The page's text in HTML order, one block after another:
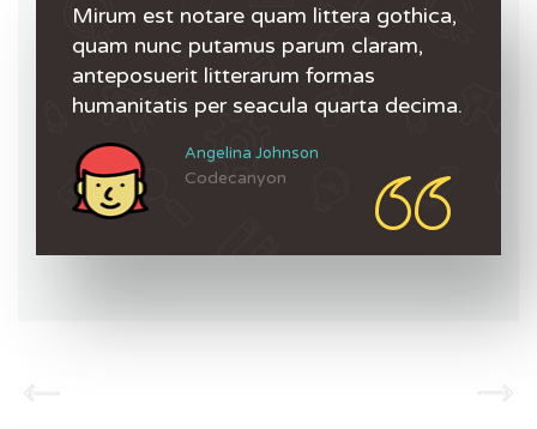
Mirum est notare quam littera gothica,
quam nunc putamus parum claram,
anteposuerit litterarum formas
humanitatis per seacula quarta decima.
Angelina Johnson
Codecanyon